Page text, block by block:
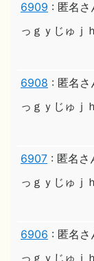
6909 : 匿名さ
っｇｙじゅｊ
6908 : 匿名さ
っｇｙじゅｊ
6907 : 匿名さ
っｇｙじゅｊ
6906 : 匿名さ
っｇｙじゅｊ